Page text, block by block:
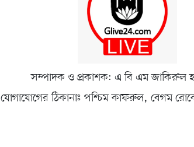
সম্পাদক ও প্রকাশক: এ বি এম জাকিরুল
যোগাযোগের ঠিকানাঃ পশ্চিম কাফরুল, বেগম